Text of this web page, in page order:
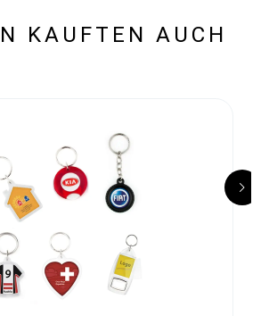
KAUFTEN AUCH